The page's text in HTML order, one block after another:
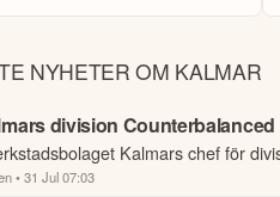
Skulle du upptäcka
rapport (PDF)
NYHETER OM KALMAR
division Counterbalanced
Kalmars chef för
Alf-Gunnar Karlgren lämnar
• 31 Jul 07:03